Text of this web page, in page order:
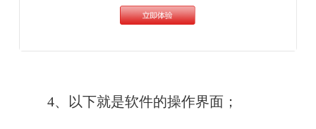
4、以下就是软件的操作界面；